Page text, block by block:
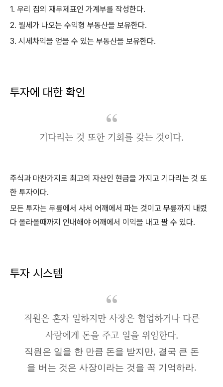
1. 우리 집의 재무제표인 가계부를 작성한다.
2. 월세가 나오는 수익형 부동산을 보유한다.
3. 시세차익을 얻을 수 있는 부동산을 보유한다.
투자에 대한 확인
기다리는 것 또한 기회를 갖는 것이다.
주식과 마찬가지로 최고의 자산인 현금을 가지고 기다리는 것 또
한 투자이다.
모든 투자는 무릎에서 사서 어깨에서 파는 것이고 무릎까지 내렸
다 올라올때까지 인내해야 어깨에서 이익을 내고 팔 수 있다.
투자 시스템
직원은 혼자 일하지만 사장은 협업하거나 다른
사람에게 돈을 주고 일을 위임한다.
직원은 일을 한 만큼 돈을 받지만, 결국 큰 돈
을 버는 것은 사장이라는 것을 꼭 기억하라.